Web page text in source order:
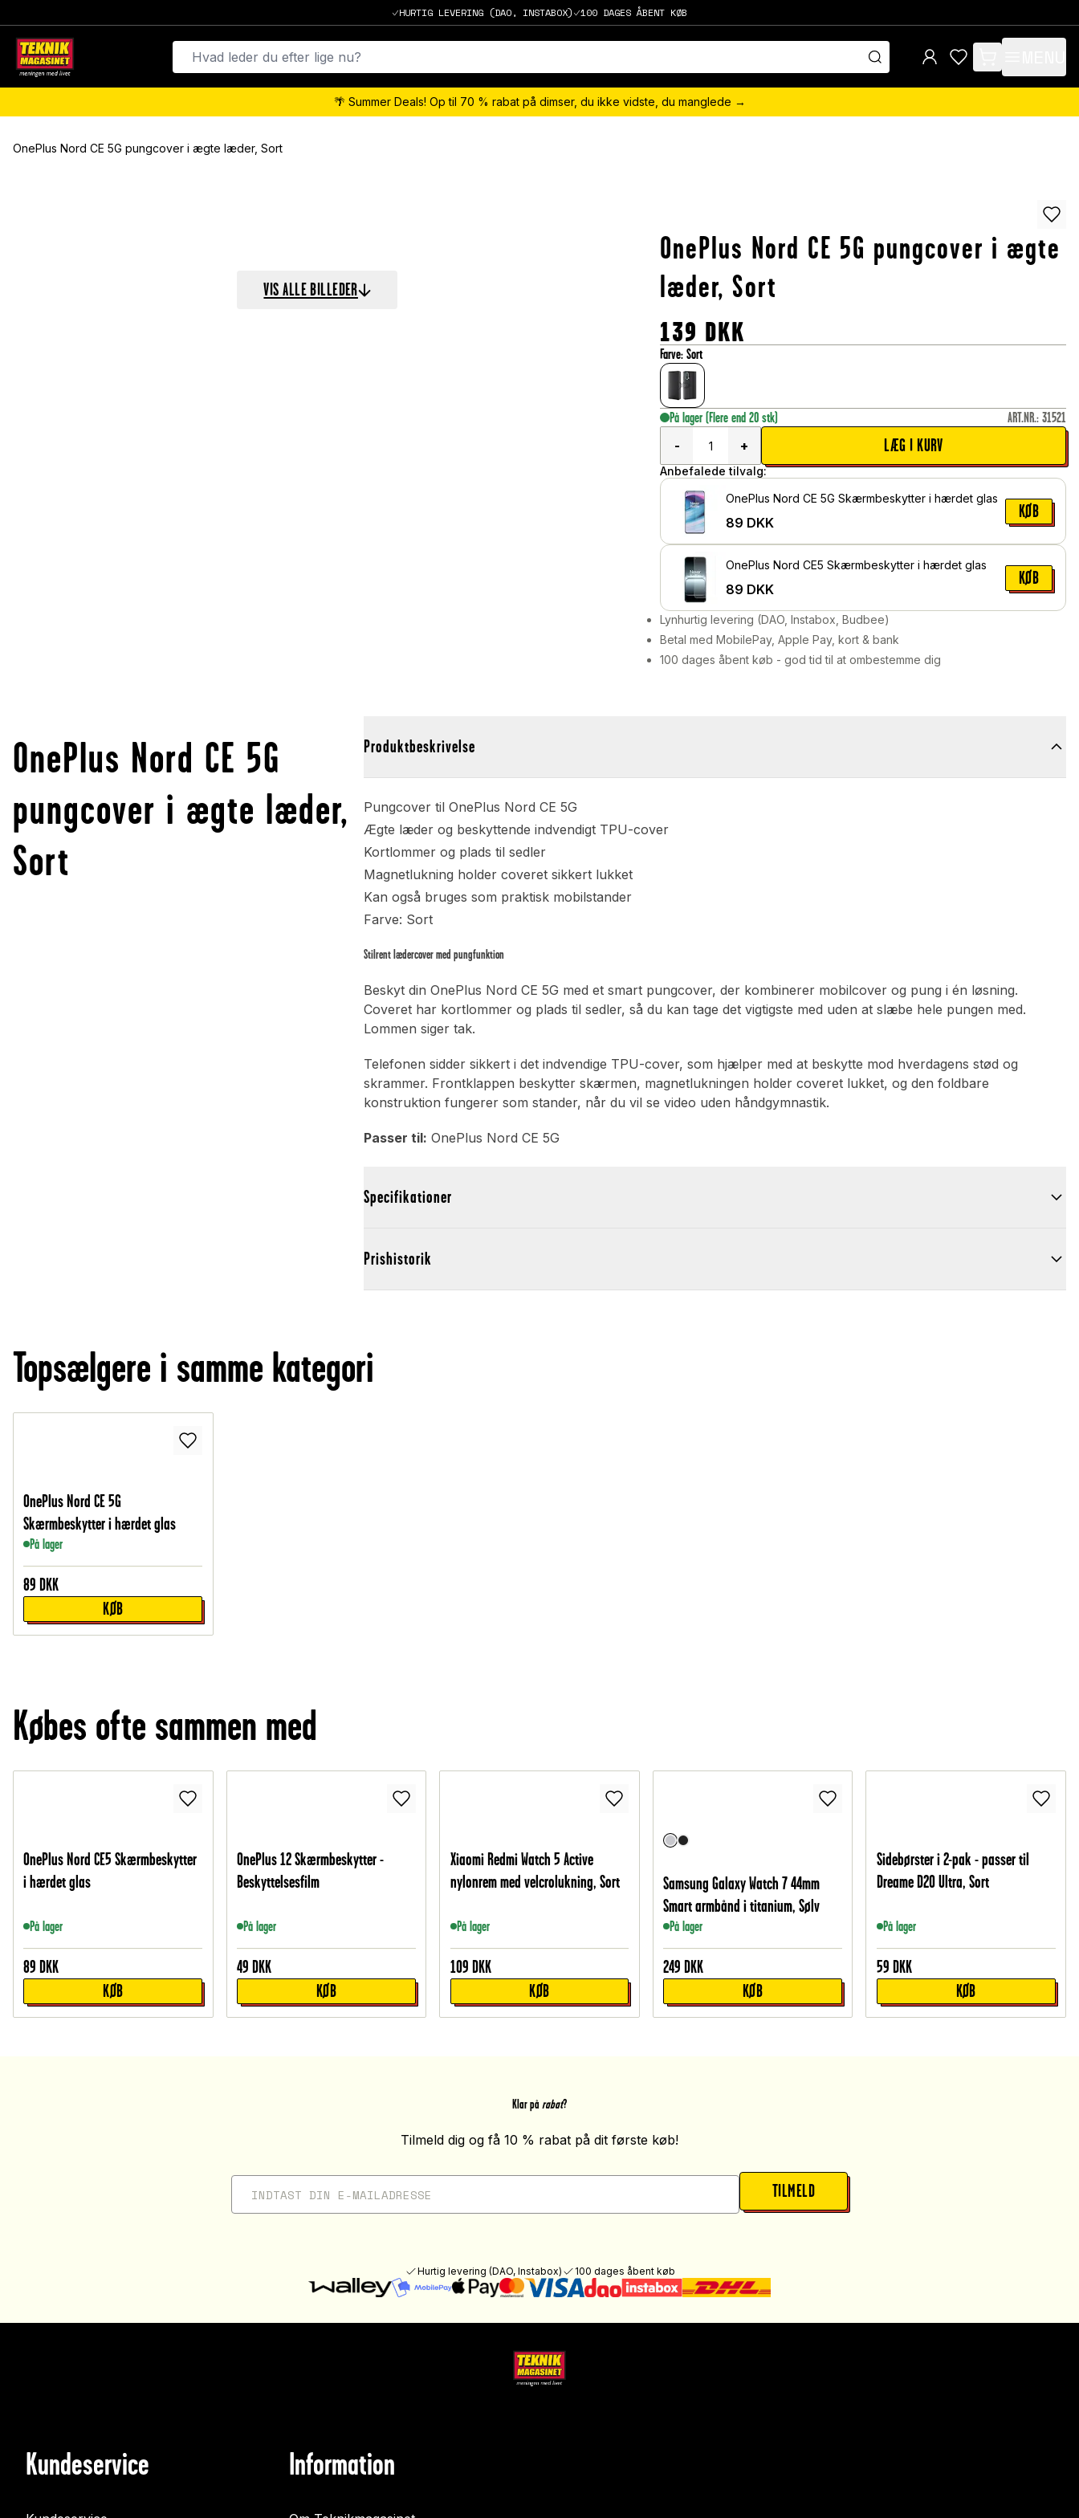
HURTIG LEVERING (DAO, INSTABOX) 100 DAGES ÅBENT KØB
items in cart, view
🌴 Summer Deals! Op til 70 % rabat på dimser, du ikke vidste, du manglede →
OnePlus Nord CE 5G pungcover i ægte læder, Sort
VIS ALLE BILLEDER
OnePlus Nord CE 5G pungcover i ægte
læder, Sort
139 DKK
Farve:Sort
På lager (Flere end 20 stk) ART.NR.: 31521
-
+ LÆG I KURV
Anbefalede tilvalg:
OnePlus Nord CE 5G Skærmbeskytter i hærdet glas
89 DKK
KØB
OnePlus Nord CE5 Skærmbeskytter i hærdet glas
89 DKK
KØB
Lynhurtig levering (DAO, Instabox, Budbee)
Betal med MobilePay, Apple Pay, kort & bank
100 dages åbent køb - god tid til at ombestemme dig
OnePlus Nord CE 5G
pungcover i ægte læder,
Sort
Produktbeskrivelse
Pungcover til OnePlus Nord CE 5G
Ægte læder og beskyttende indvendigt TPU-cover
Kortlommer og plads til sedler
Magnetlukning holder coveret sikkert lukket
Kan også bruges som praktisk mobilstander
Farve: Sort
Stilrent lædercover med pungfunktion
Beskyt din OnePlus Nord CE 5G med et smart pungcover, der kombinerer mobilcover og pung i én løsning.
Coveret har kortlommer og plads til sedler, så du kan tage det vigtigste med uden at slæbe hele pungen med.
Lommen siger tak.
Telefonen sidder sikkert i det indvendige TPU-cover, som hjælper med at beskytte mod hverdagens stød og
skrammer. Frontklappen beskytter skærmen, magnetlukningen holder coveret lukket, og den foldbare
konstruktion fungerer som stander, når du vil se video uden håndgymnastik.
Passer til: OnePlus Nord CE 5G
Specifikationer
Prishistorik
Topsælgere i samme kategori
OnePlus Nord CE 5G
Skærmbeskytter i hærdet glas
På lager
89 DKK
KØB
Købes ofte sammen med
OnePlus Nord CE5 Skærmbeskytter
i hærdet glas
På lager
89 DKK
KØB
OnePlus 12 Skærmbeskytter -
Beskyttelsesfilm
På lager
49 DKK
KØB
Xiaomi Redmi Watch 5 Active
nylonrem med velcrolukning, Sort
På lager
109 DKK
KØB
Samsung Galaxy Watch 7 44mm
Smart armbånd i titanium, Sølv
På lager
249 DKK
KØB
Sidebørster i 2-pak - passer til
Dreame D20 Ultra, Sort
På lager
59 DKK
KØB
Klar på rabat?
Tilmeld dig og få 10 % rabat på dit første køb!
TILMELD
Hurtig levering (DAO, Instabox) 100 dages åbent køb
Kundeservice Information